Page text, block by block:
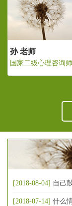
[2018-08-04] 自己
[2018-07-14] 什么